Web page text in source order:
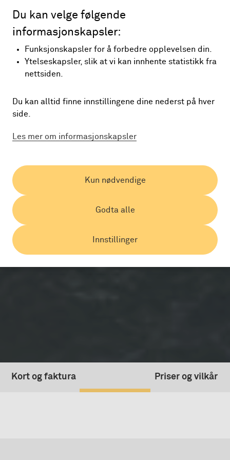
Kort og faktura Priser og vilkår
Du kan velge følgende
informasjonskapsler:
Funksjonskapsler for å forbedre opplevelsen din.
Ytelseskapsler, slik at vi kan innhente statistikk fra
nettsiden.
Du kan alltid finne innstillingene dine nederst på hver
side.
Les mer om informasjonskapsler
Innstillinger
Godta alle
Kun nødvendige